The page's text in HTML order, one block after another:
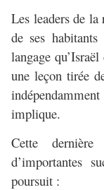
Les leaders de
de ses
langage
une leçon tirée
implique.
Cette
d’importantes
poursuit :